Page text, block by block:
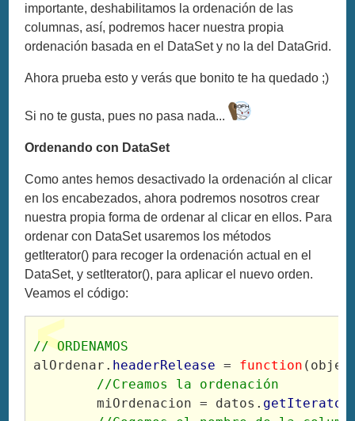
importante, deshabilitamos la ordenación de las
columnas, así, podremos hacer nuestra propia
ordenación basada en el DataSet y no la del DataGrid.
Ahora prueba esto y verás que bonito te ha quedado ;)
Si no te gusta, pues no pasa nada...
Ordenando con DataSet
Como antes hemos desactivado la ordenación al clicar
en los encabezados, ahora podremos nosotros crear
nuestra propia forma de ordenar al clicar en ellos. Para
ordenar con DataSet usaremos los métodos
getIterator() para recoger la ordenación actual en el
DataSet, y setIterator(), para aplicar el nuevo orden.
Veamos el código:
// ORDENAMOS
alOrdenar. headerRelease = function
//Creamos la ordenación
	miOrdenacion = datos.
getIterator